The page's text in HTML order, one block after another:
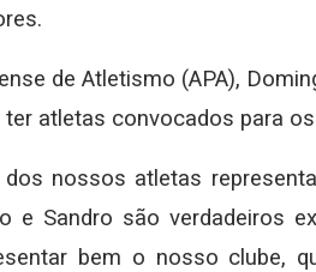
de Atletismo (APA),
atletas convocados para
nossos atletas
e Sandro são verdadeiros
bem o nosso clube,